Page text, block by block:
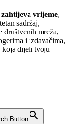
zahtijeva vrijeme,
sadržaj,
društvenih mreža,
i izdavačima,
koja dijeli tvoju
Button